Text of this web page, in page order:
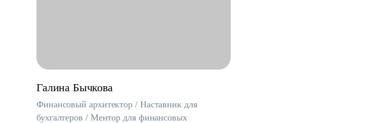
Галина Бычкова
Финансовый архитектор / Наставник для
бухгалтеров / Ментор для финансовых